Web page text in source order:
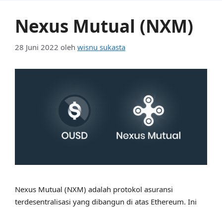
Nexus Mutual (NXM)
28 Juni 2022 oleh wisnu sukasta
Nexus Mutual (NXM) adalah protokol asuransi
terdesentralisasi yang dibangun di atas Ethereum. Ini